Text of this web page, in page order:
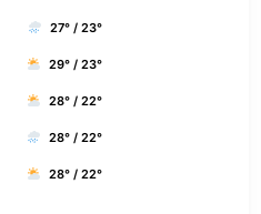
27° / 23°
29° / 23°
28° / 22°
28° / 22°
28° / 22°